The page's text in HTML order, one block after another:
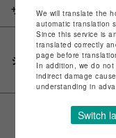
サイズ
シェアする
We will translate the
automatic translation
Since this service is
translated correctly
page before
In addition, we do
indirect damage
understanding in
Switch